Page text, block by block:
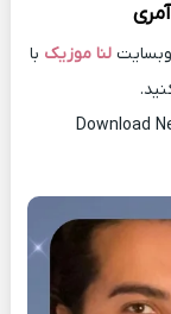
وبسایتلنا موزیک با
Download